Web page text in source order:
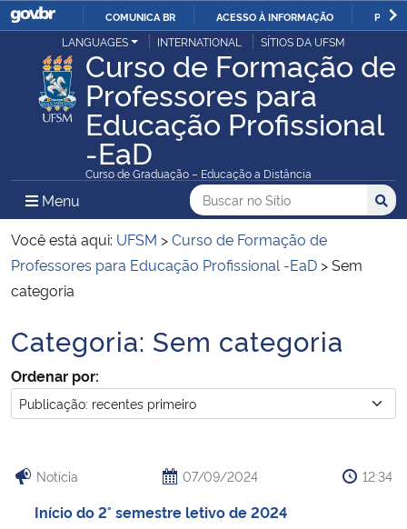
IR
PARA
O
CONTEÚDO
COMUNICA BR ACESSO À INFORMAÇÃO
Ministério da Justiça e Segurança Pública
Ministério da Defesa
Ministério das Relações Exteriores
Ministério da Infraestrutura
Ministério da Educação
Ministério da Cidadania
Ministério da Saúde
Ministério de Minas e Energia
LANGUAGES INTERNATIONAL SÍTIOS DA UFSM
Curso de Formação de
Professores para
Educação Profissional
-EaD
Curso de Graduação – Educação a Distância
Menu Menu Principal do Sítio
Busca
Buscar no no Sítio
Busca:
Você está aqui: UFSM >Curso de Formação de
Professores para Educação Profissional -EaD >Sem
categoria
Início do conteúdo
Categoria: Sem categoria
Ordenar por:
Notícia 07/09/2024 12:34
Início do 2° semestre letivo de 2024